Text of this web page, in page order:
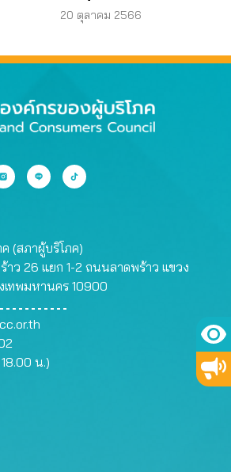
20 ตุลาคม 2566
(สภาผู้บริโภค)
าว 26 แยก 1-2 ถนนลาดพร้าว แขวง
เทพมหานคร 10900
น.)